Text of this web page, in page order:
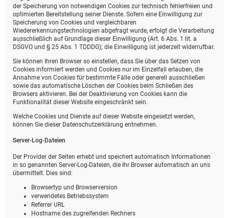
der Speicherung von notwendigen Cookies zur technisch fehlerfreien und
optimierten Bereitstellung seiner Dienste. Sofern eine Einwilligung zur
Speicherung von Cookies und vergleichbaren
Wiedererkennungstechnologien abgefragt wurde, erfolgt die Verarbeitung
ausschließlich auf Grundlage dieser Einwilligung (Art. 6 Abs. 1 lit. a
DSGVO und § 25 Abs. 1 TDDDG); die Einwilligung ist jederzeit widerrufbar.
Sie können Ihren Browser so einstellen, dass Sie über das Setzen von
Cookies informiert werden und Cookies nur im Einzelfall erlauben, die
Annahme von Cookies für bestimmte Fälle oder generell ausschließen
sowie das automatische Löschen der Cookies beim Schließen des
Browsers aktivieren. Bei der Deaktivierung von Cookies kann die
Funktionalität dieser Website eingeschränkt sein.
Welche Cookies und Dienste auf dieser Website eingesetzt werden,
können Sie dieser Datenschutzerklärung entnehmen.
Server-Log-Dateien
Der Provider der Seiten erhebt und speichert automatisch Informationen
in so genannten Server-Log-Dateien, die Ihr Browser automatisch an uns
übermittelt. Dies sind:
Browsertyp und Browserversion
verwendetes Betriebssystem
Referrer URL
Hostname des zugreifenden Rechners